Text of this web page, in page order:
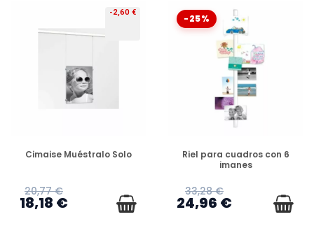
-2,60 €
DISPONIBLE
Cimaise Muéstralo Solo
20,77 €
18,18 €
-25%
DISPONIBLE
Riel para cuadros con 6
imanes
33,28 €
24,96 €